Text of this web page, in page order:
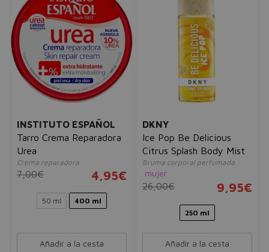
INSTITUTO ESPAÑOL
Tarro Crema Reparadora
Urea
Crema reparadora
7,00€ 4,95€
50 ml 400 ml
Añadir a la cesta
DKNY
Ice Pop Be Delicious
Citrus Splash Body Mist
Bruma corporal perfumada
mujer
26,00€ 9,95€
250 ml
Añadir a la cesta